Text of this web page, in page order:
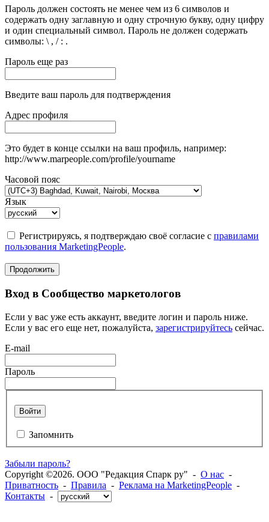
Пароль должен состоять не менее чем из 6 символов и
содержать одну заглавную и одну строчную букву, одну цифру
и один специальный символ. Пароль не должен содержать
символы: \ , / : .
Пароль еще раз
Введите ваш пароль для подтверждения
Адрес профиля
Это будет в конце ссылки на ваш профиль, например:
http://www.marpeople.com/profile/yourname
Часовой пояс
Язык
Регистрируясь, я подтверждаю своё согласие с правилами
пользования MarketingPeople.
Продолжить
Вход в Сообщество маркетологов
Если у вас уже есть аккаунт, введите логин и пароль ниже.
Если у вас его еще нет, пожалуйста, зарегистрируйтесь сейчас.
E-mail
Пароль
Войти
Запомнить
Забыли пароль?
Copyright ©2026. ООО "Редакция Спарк ру" - О нас -
Приватность - Правила - Реклама на MarketingPeople -
Контакты -